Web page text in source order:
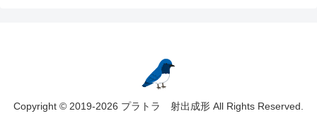
Copyright © 2019-2026 プラトラ 射出成形 All Rights Reserved.